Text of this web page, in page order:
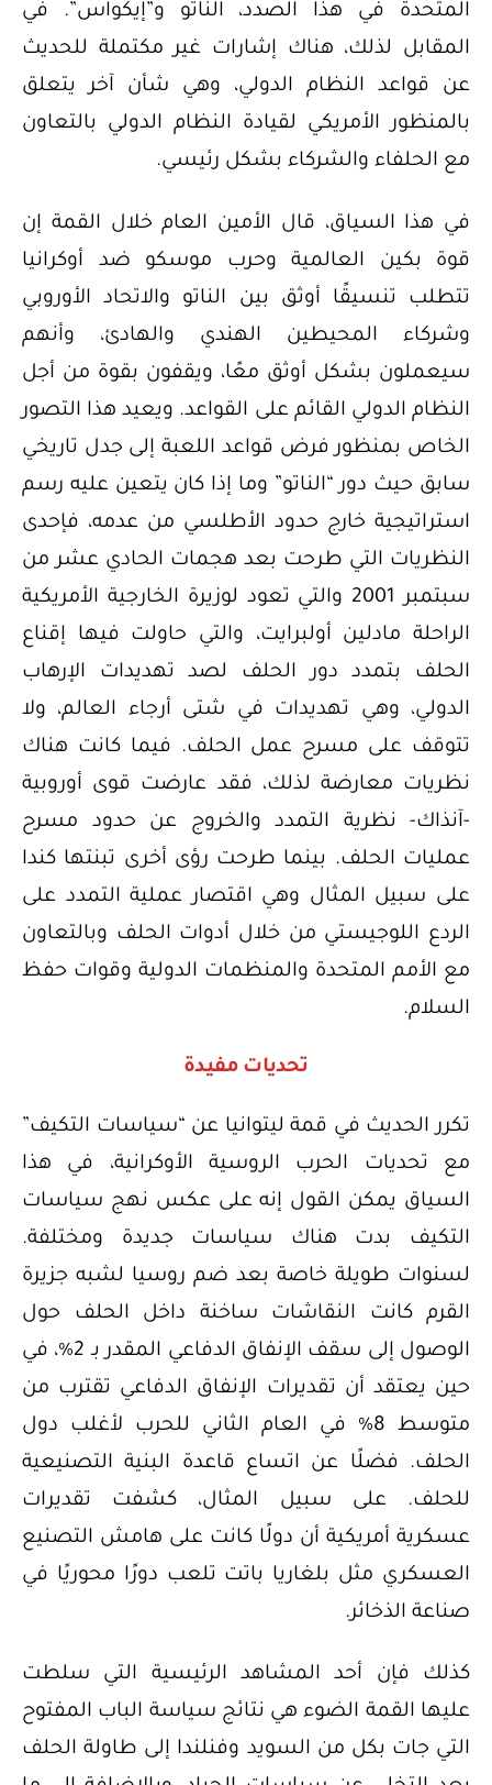
المتحدة في هذا الصدد، الناتو و”إيكواس”. في
المقابل لذلك، هناك إشارات غير مكتملة للحديث
عن قواعد النظام الدولي، وهي شأن آخر يتعلق
بالمنظور الأمريكي لقيادة النظام الدولي بالتعاون
مع الحلفاء والشركاء بشكل رئيسي.
في هذا السياق، قال الأمين العام خلال القمة إن
قوة بكين العالمية وحرب موسكو ضد أوكرانيا
تتطلب تنسيقًا أوثق بين الناتو والاتحاد الأوروبي
وشركاء المحيطين الهندي والهادئ، وأنهم
سيعملون بشكل أوثق معًا، ويقفون بقوة من أجل
النظام الدولي القائم على القواعد. ويعيد هذا التصور
الخاص بمنظور فرض قواعد اللعبة إلى جدل تاريخي
سابق حيث دور “الناتو” وما إذا كان يتعين عليه رسم
استراتيجية خارج حدود الأطلسي من عدمه، فإحدى
النظريات التي طرحت بعد هجمات الحادي عشر من
سبتمبر 2001 والتي تعود لوزيرة الخارجية الأمريكية
الراحلة مادلين أولبرايت، والتي حاولت فيها إقناع
الحلف بتمدد دور الحلف لصد تهديدات الإرهاب
الدولي، وهي تهديدات في شتى أرجاء العالم، ولا
تتوقف على مسرح عمل الحلف. فيما كانت هناك
نظريات معارضة لذلك، فقد عارضت قوى أوروبية
-آنذاك- نظرية التمدد والخروج عن حدود مسرح
عمليات الحلف. بينما طرحت رؤى أخرى تبنتها كندا
على سبيل المثال وهي اقتصار عملية التمدد على
الردع اللوجيستي من خلال أدوات الحلف وبالتعاون
مع الأمم المتحدة والمنظمات الدولية وقوات حفظ
السلام.
تحديات مفيدة
تكرر الحديث في قمة ليتوانيا عن “سياسات التكيف”
مع تحديات الحرب الروسية الأوكرانية، في هذا
السياق يمكن القول إنه على عكس نهج سياسات
التكيف بدت هناك سياسات جديدة ومختلفة.
لسنوات طويلة خاصة بعد ضم روسيا لشبه جزيرة
القرم كانت النقاشات ساخنة داخل الحلف حول
الوصول إلى سقف الإنفاق الدفاعي المقدر بـ 2%، في
حين يعتقد أن تقديرات الإنفاق الدفاعي تقترب من
متوسط 8% في العام الثاني للحرب لأغلب دول
الحلف. فضلًا عن اتساع قاعدة البنية التصنيعية
للحلف. على سبيل المثال، كشفت تقديرات
عسكرية أمريكية أن دولًا كانت على هامش التصنيع
العسكري مثل بلغاريا باتت تلعب دورًا محوريًا في
صناعة الذخائر.
كذلك فإن أحد المشاهد الرئيسية التي سلطت
عليها القمة الضوء هي نتائج سياسة الباب المفتوح
التي جات بكل من السويد وفنلندا إلى طاولة الحلف